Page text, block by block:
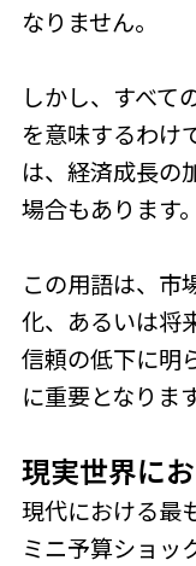
なりません。
しかし、すべて
を意味するわけ
は、経済成長の
場合もあります。
この用語は、市
化、あるいは将
信頼の低下に明
に重要となります
現実世界に
現代における最
ミニ予算ショッ